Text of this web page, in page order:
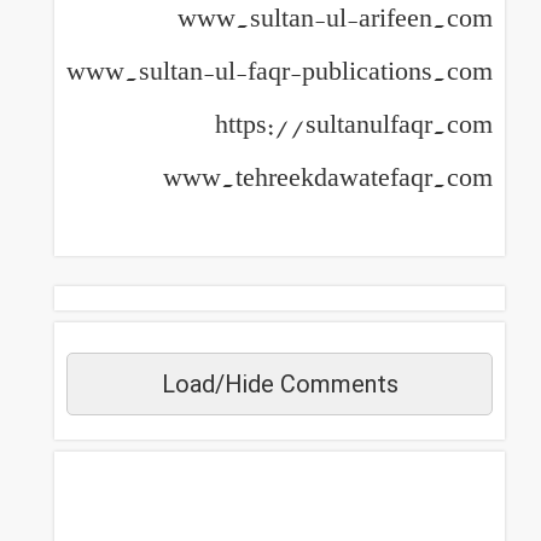
www.sultan-ul-arifeen.com
www.sultan-ul-faqr-publications.com
https://sultanulfaqr.com
www.tehreekdawatefaqr.com
Load/Hide Comments